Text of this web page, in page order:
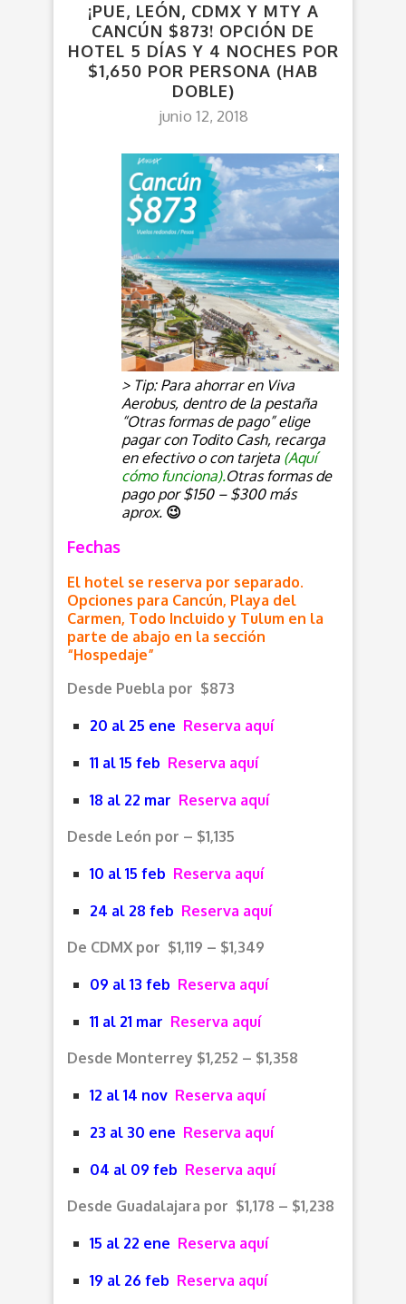
¡PUE, LEÓN, CDMX Y MTY A
CANCÚN $873! OPCIÓN DE
HOTEL 5 DÍAS Y 4 NOCHES POR
$1,650 POR PERSONA (HAB
DOBLE)
junio 12, 2018
> Tip: Para ahorrar en Viva
Aerobus, dentro de la pestaña
“Otras formas de pago” elige
pagar con Todito Cash, recarga
en efectivo o con tarjeta (Aquí
cómo funciona).Otras formas de
pago por $150 – $300 más
aprox. 😉
Fechas
El hotel se reserva por separado.
Opciones para Cancún, Playa del
Carmen, Todo Incluido y Tulum en la
parte de abajo en la sección
“Hospedaje”
Desde Puebla por $873
20 al 25 ene Reserva aquí
11 al 15 feb Reserva aquí
18 al 22 mar Reserva aquí
Desde León por – $1,135
10 al 15 feb Reserva aquí
24 al 28 feb Reserva aquí
De CDMX por $1,119 – $1,349
09 al 13 feb Reserva aquí
11 al 21 mar Reserva aquí
Desde Monterrey $1,252 – $1,358
12 al 14 nov Reserva aquí
23 al 30 ene Reserva aquí
04 al 09 feb Reserva aquí
Desde Guadalajara por $1,178 – $1,238
15 al 22 ene Reserva aquí
19 al 26 feb Reserva aquí